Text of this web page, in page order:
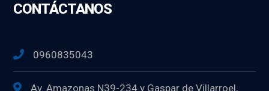
CONTÁCTANOS
0960835043
Av. Amazonas N39-234 y Gaspar de Villarroel,